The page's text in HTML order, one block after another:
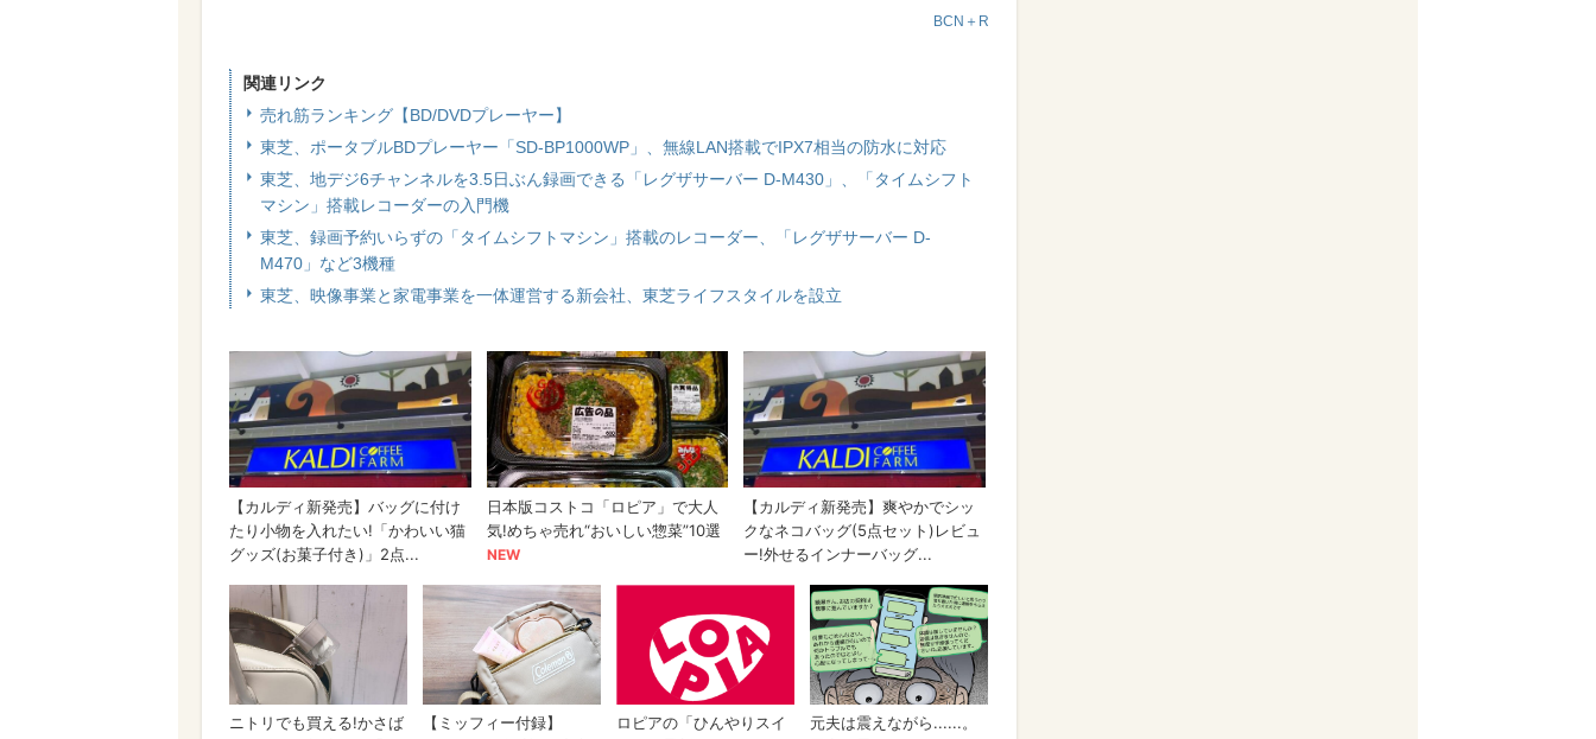
BCN＋R
関連リンク
売れ筋ランキング【BD/DVDプレーヤー】
東芝、ポータブルBDプレーヤー「SD-BP1000WP」、無線LAN搭載でIPX7相当の防水に対応
東芝、地デジ6チャンネルを3.5日ぶん録画できる「レグザサーバー D-M430」、「タイムシフト
マシン」搭載レコーダーの入門機
東芝、録画予約いらずの「タイムシフトマシン」搭載のレコーダー、「レグザサーバー D-
M470」など3機種
東芝、映像事業と家電事業を一体運営する新会社、東芝ライフスタイルを設立